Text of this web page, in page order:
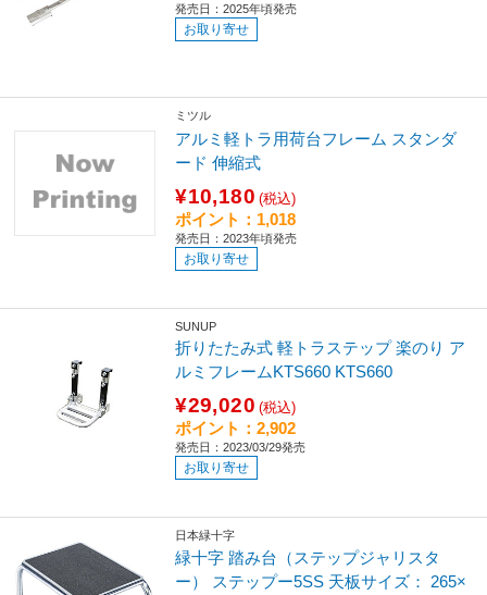
発売日：2025年頃発売
お取り寄せ
ミツル
アルミ軽トラ用荷台フレーム スタンダ
ード 伸縮式
¥10,180 (税込)
ポイント：1,018
発売日：2023年頃発売
お取り寄せ
SUNUP
折りたたみ式 軽トラステップ 楽のり ア
ルミフレームKTS660 KTS660
¥29,020 (税込)
ポイント：2,902
発売日：2023/03/29発売
お取り寄せ
日本緑十字
緑十字 踏み台（ステップジャリスタ
ー） ステップー5SS 天板サイズ： 265×